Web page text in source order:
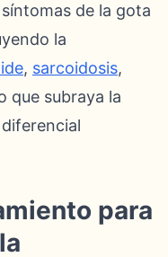
de la gota
la
, sarcoidosis,
que subraya la
para